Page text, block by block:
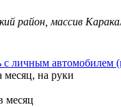
район, массив
личным автомобилем
месяц, на руки
месяц